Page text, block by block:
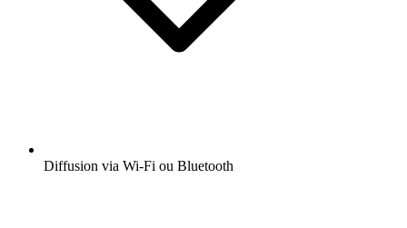
Diffusion via Wi-Fi ou Bluetooth